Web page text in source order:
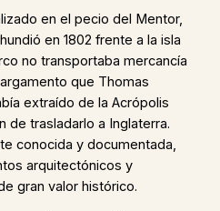
en el pecio del Mentor,
en 1802 frente a la isla
no transportaba mercancía
que Thomas
extraído de la Acrópolis
de trasladarlo a Inglaterra.
conocida y documentada,
arquitectónicos y
gran valor histórico.